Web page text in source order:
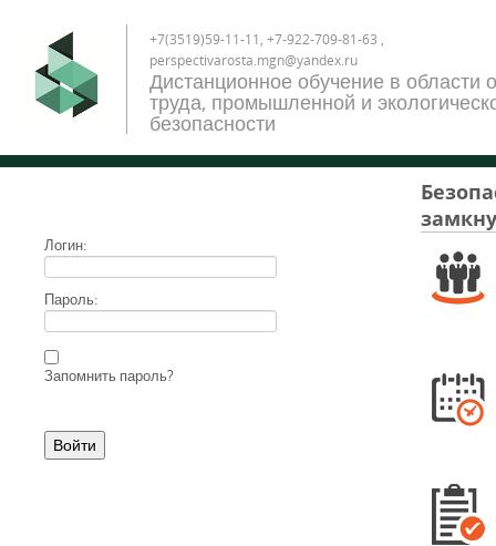
+7(3519)59-11-11, +7-922-709-81-63 ,
perspectivarosta.mgn@yandex.ru
Дистанционное обучение в области
труда, промышленной и
безопасности
Логин:
Пароль:
Запомнить пароль?